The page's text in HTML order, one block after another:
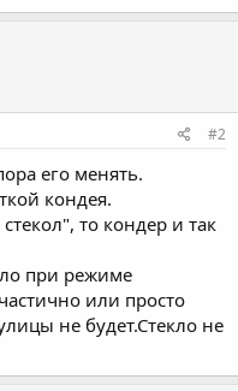
#2
его менять.
кондея.
то кондер и так
при режиме
или просто
не будет.Стекло не